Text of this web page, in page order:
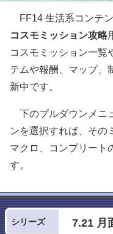
FF14 生活系コンテ
コスモミッション攻略
コスモミッション一覧
テムや報酬、マップ、
新中です。
下のプルダウンメ
ンを選択すれば、その
マクロ、コンプリート
す。
シリーズ